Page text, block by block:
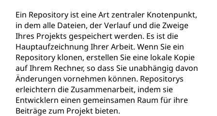
Ein Repository ist eine Art zentraler Knotenpunkt,
in dem alle Dateien, der Verlauf und die Zweige
Ihres Projekts gespeichert werden. Es ist die
Hauptaufzeichnung Ihrer Arbeit. Wenn Sie ein
Repository klonen, erstellen Sie eine lokale Kopie
auf Ihrem Rechner, so dass Sie unabhängig davon
Änderungen vornehmen können. Repositorys
erleichtern die Zusammenarbeit, indem sie
Entwicklern einen gemeinsamen Raum für ihre
Beiträge zum Projekt bieten.